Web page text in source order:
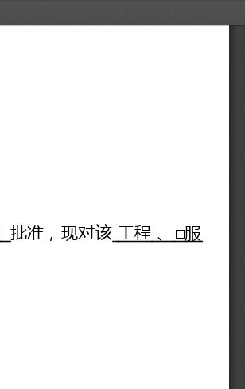
批准，现对该 工程 □服